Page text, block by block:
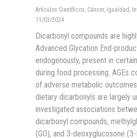
Artículos Científicos, Cáncer, Igualdad ,
11/03/2024
Dicarbonyl compounds are
Advanced Glycation End-
endogenously, present in
during food processing. AGEs
of adverse metabolic
dietary dicarbonyls are largely
investigated associations
dicarbonyl compounds,
(GO), and 3-deoxyglucosone